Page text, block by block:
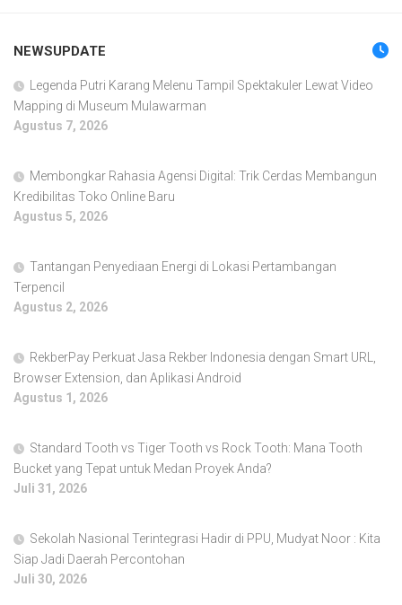
NEWSUPDATE
Legenda Putri Karang Melenu Tampil Spektakuler Lewat Video
Mapping di Museum Mulawarman
Agustus 7, 2026
Membongkar Rahasia Agensi Digital: Trik Cerdas Membangun
Kredibilitas Toko Online Baru
Agustus 5, 2026
Tantangan Penyediaan Energi di Lokasi Pertambangan
Terpencil
Agustus 2, 2026
RekberPay Perkuat Jasa Rekber Indonesia dengan Smart URL,
Browser Extension, dan Aplikasi Android
Agustus 1, 2026
Standard Tooth vs Tiger Tooth vs Rock Tooth: Mana Tooth
Bucket yang Tepat untuk Medan Proyek Anda?
Juli 31, 2026
Sekolah Nasional Terintegrasi Hadir di PPU, Mudyat Noor : Kita
Siap Jadi Daerah Percontohan
Juli 30, 2026